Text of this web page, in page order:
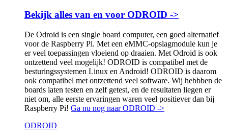
Bekijk alles van en voor ODROID ->
De Odroid is een single board computer, een goed alternatief
voor de Raspberry Pi. Met een eMMC-opslagmodule kun je
er veel toepassingen vloeiend op draaien. Met Odroid is ook
ontzettend veel mogelijk! ODROID is compatibel met de
besturingssystemen Linux en Android! ODROID is daarom
ook compatibel met ontzettend veel software. Wij hebbben de
boards laten testen en zelf getest, en de resultaten liegen er
niet om, alle eerste ervaringen waren veel positiever dan bij
Raspberry Pi! Ga nu nog naar ODROID ->
ODROID